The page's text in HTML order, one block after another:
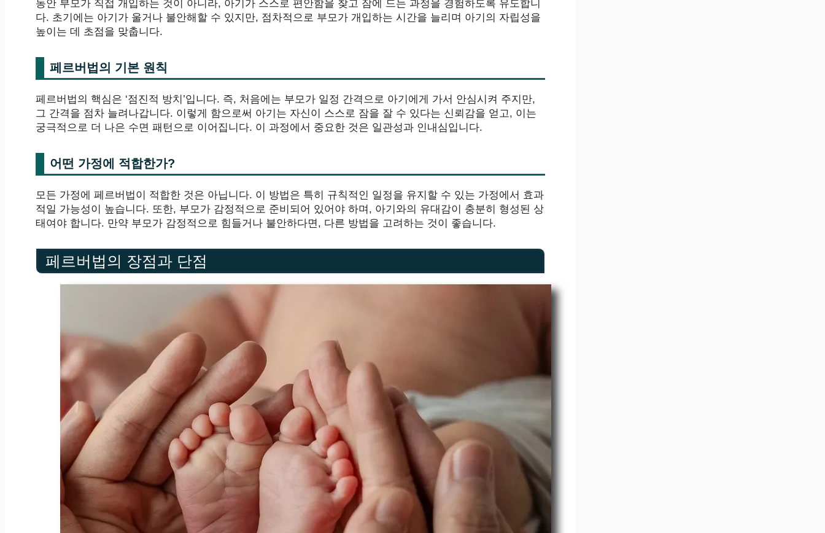
동안 부모가 직접 개입하는 것이 아니라, 아기가 스스로 편안함을 찾고 잠에 드는 과정을 경험하도록 유도합니
다. 초기에는 아기가 울거나 불안해할 수 있지만, 점차적으로 부모가 개입하는 시간을 늘리며 아기의 자립성을
높이는 데 초점을 맞춥니다.
페르버법의 기본 원칙
페르버법의 핵심은 ‘점진적 방치’입니다. 즉, 처음에는 부모가 일정 간격으로 아기에게 가서 안심시켜 주지만,
그 간격을 점차 늘려나갑니다. 이렇게 함으로써 아기는 자신이 스스로 잠을 잘 수 있다는 신뢰감을 얻고, 이는
궁극적으로 더 나은 수면 패턴으로 이어집니다. 이 과정에서 중요한 것은 일관성과 인내심입니다.
어떤 가정에 적합한가?
모든 가정에 페르버법이 적합한 것은 아닙니다. 이 방법은 특히 규칙적인 일정을 유지할 수 있는 가정에서 효과
적일 가능성이 높습니다. 또한, 부모가 감정적으로 준비되어 있어야 하며, 아기와의 유대감이 충분히 형성된 상
태여야 합니다. 만약 부모가 감정적으로 힘들거나 불안하다면, 다른 방법을 고려하는 것이 좋습니다.
페르버법의 장점과 단점